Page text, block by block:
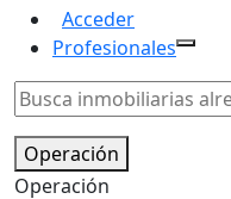
Acceder
Profesionales
Operación
Operación